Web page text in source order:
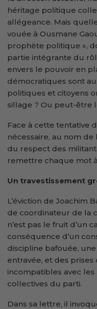
héritage politique
allégeance. Mais
vouée à Ousmane
prophète politique »,
partie intégrante du
envers le pouvoir en
démocratiques sont
politiques et citoyens
sillage ? Ou peut-être
Face à cette tentative
nécessaire, au nom
du respect des
remettre chaque mot
Un travestissement
L’éviction de Joachim
de coordinateur de la
n’est pas le fruit d’un
conséquence d’un
discipline bafouée,
entravée, et des
incompatibles avec
collectives du parti.
Dans sa lettre, il